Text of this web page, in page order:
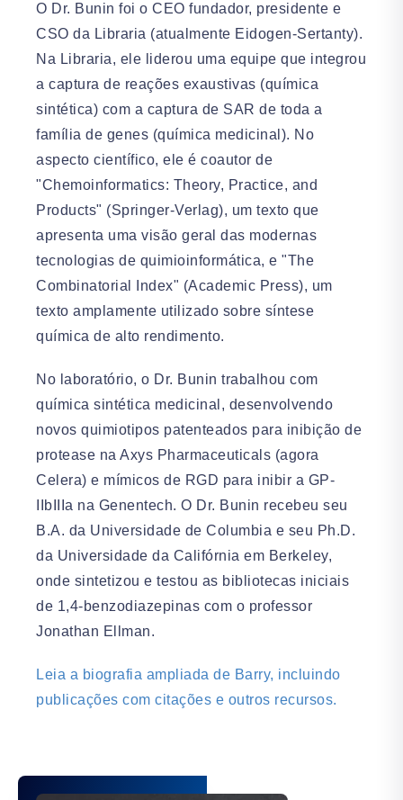
O Dr. Bunin foi o CEO fundador, presidente e
CSO da Libraria (atualmente Eidogen-Sertanty).
Na Libraria, ele liderou uma equipe que integrou
a captura de reações exaustivas (química
sintética) com a captura de SAR de toda a
família de genes (química medicinal). No
aspecto científico, ele é coautor de
"Chemoinformatics: Theory, Practice, and
Products" (Springer-Verlag), um texto que
apresenta uma visão geral das modernas
tecnologias de quimioinformática, e "The
Combinatorial Index" (Academic Press), um
texto amplamente utilizado sobre síntese
química de alto rendimento.
No laboratório, o Dr. Bunin trabalhou com
química sintética medicinal, desenvolvendo
novos quimiotipos patenteados para inibição de
protease na Axys Pharmaceuticals (agora
Celera) e mímicos de RGD para inibir a GP-
IIbIIIa na Genentech. O Dr. Bunin recebeu seu
B.A. da Universidade de Columbia e seu Ph.D.
da Universidade da Califórnia em Berkeley,
onde sintetizou e testou as bibliotecas iniciais
de 1,4-benzodiazepinas com o professor
Jonathan Ellman.
Leia a biografia ampliada de Barry, incluindo
publicações com citações e outros recursos.